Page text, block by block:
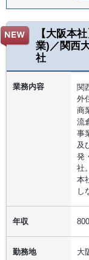
【大阪本
業)／関西
社
業務内容
関
外
商
流
事
及
発
社。
本
し
年収
勤務地 大